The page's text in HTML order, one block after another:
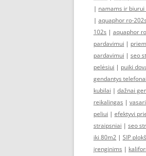
| namams ir
| aquaphor ro-202s
102s | aquaphor
pardavimui |
pardavimui | seo
pelėsiui | puiki
gendantys telefonai
kubilai | dažnai
reikalingas |
peliui | efektyvi
straipsniai | seo
iki 80m2 | SIP
įrenginims |